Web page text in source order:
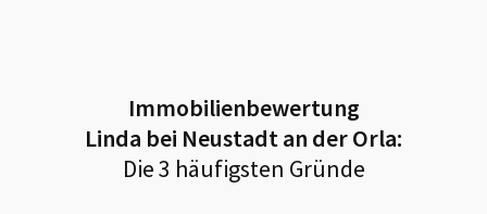
Immobilienbewertung
Linda bei Neustadt an der Orla:
Die 3 häufigsten Gründe